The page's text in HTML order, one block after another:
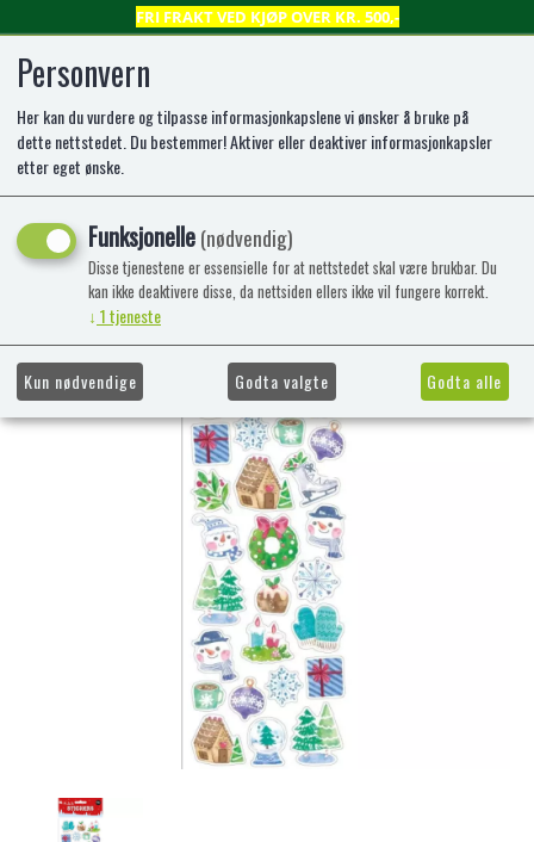
FRI FRAKT VED KJØP OVER KR. 500,-
0
STICKERS JUL NR 4 TINKA
Personvern
Her kan du vurdere og tilpasse informasjonkapslene vi ønsker å bruke på
dette nettstedet. Du bestemmer! Aktiver eller deaktiver informasjonkapsler
etter eget ønske.
Funksjonelle(nødvendig)
Disse tjenestene er essensielle for at nettstedet skal være brukbar. Du
kan ikke deaktivere disse, da nettsiden ellers ikke vil fungere korrekt.
↓ 1tjeneste
Kun nødvendige Godta valgte Godta alle